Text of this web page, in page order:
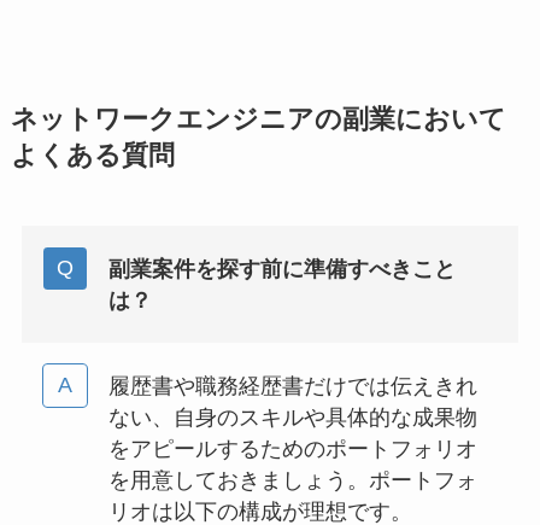
ネットワークエンジニアの副業において
よくある質問
副業案件を探す前に準備すべきこと
は？
履歴書や職務経歴書だけでは伝えきれ
ない、自身のスキルや具体的な成果物
をアピールするためのポートフォリオ
を用意しておきましょう。ポートフォ
リオは以下の構成が理想です。